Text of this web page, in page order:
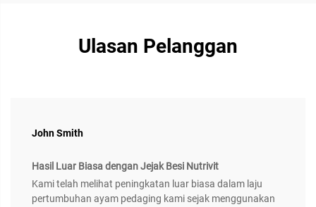
Ulasan Pelanggan
John Smith
Hasil Luar Biasa dengan Jejak Besi Nutrivit
Kami telah melihat peningkatan luar biasa dalam laju
pertumbuhan ayam pedaging kami sejak menggunakan